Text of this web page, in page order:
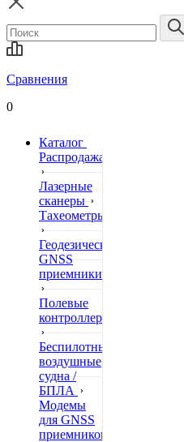
Сравнения
0
Каталог
Распродажа
Лазерные
сканеры
Тахеометры
Геодезические
GNSS
приемники
Полевые
контроллеры
Беспилотные
воздушные
судна /
БПЛА
Модемы
для GNSS
приемников